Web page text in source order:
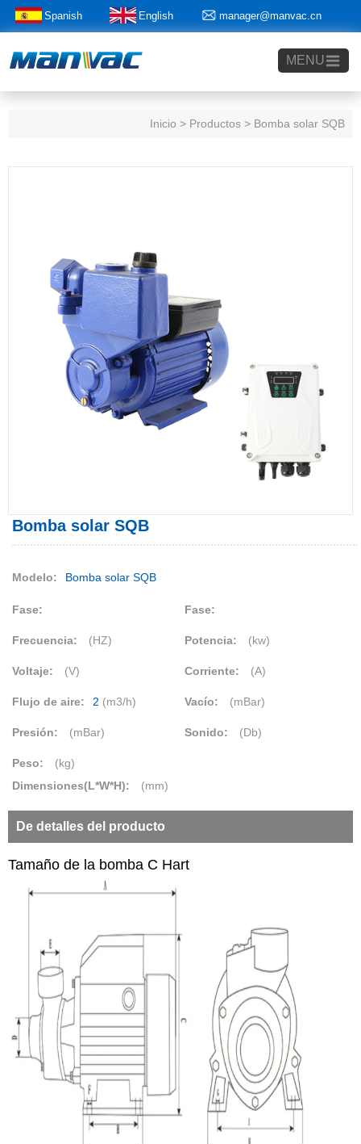
Spanish English manager@manvac.cn
+86-15014788350
MENU
Inicio > Productos > Bomba solar SQB
Bomba solar SQB
Modelo: Bomba solar SQB
Fase: Fase:
Frecuencia: (HZ) Potencia: (kw)
Voltaje: (V) Corriente: (A)
Flujo de aire: 2 (m3/h) Vacío: (mBar)
Presión: (mBar) Sonido: (Db)
Peso:
(kg)
Dimensiones(L*W*H):
(mm)
De detalles del producto
Tamaño de la bomba C Hart